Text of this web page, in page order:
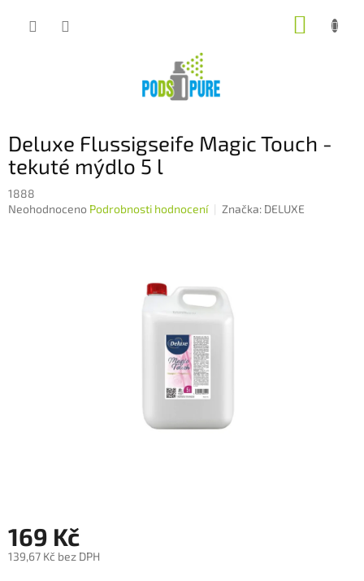
Deluxe Flussigseife Magic Touch -
tekuté mýdlo 5 l
1888
Průměrné
Neohodnoceno Podrobnosti hodnocení Značka: DELUXE
169 Kč
139,67 Kč bez DPH